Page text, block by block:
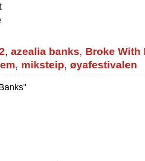
, azealia banks, Broke With
, miksteip, øyafestivalen